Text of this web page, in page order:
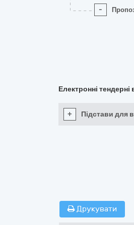
-
Електронні тендерні
+ Підстави для
Друкувати